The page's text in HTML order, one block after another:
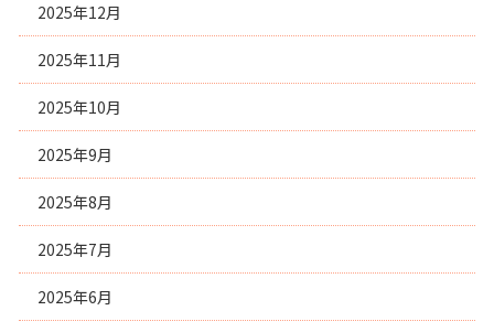
2025年12月
2025年11月
2025年10月
2025年9月
2025年8月
2025年7月
2025年6月